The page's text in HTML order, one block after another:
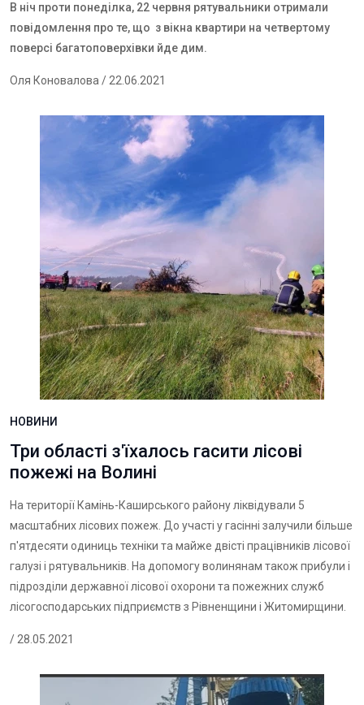
В ніч проти понеділка, 22 червня рятувальники отримали
повідомлення про те, що з вікна квартири на четвертому
поверсі багатоповерхівки йде дим.
Оля Коновалова / 22.06.2021
НОВИНИ
Три області з'їхалось гасити лісові
пожежі на Волині
На території Камінь-Каширського району ліквідували 5
масштабних лісових пожеж. До участі у гасінні залучили більше
п'ятдесяти одиниць техніки та майже двісті працівників лісової
галузі і рятувальників. На допомогу волинянам також прибули і
підрозділи державної лісової охорони та пожежних служб
лісогосподарських підприємств з Рівненщини і Житомирщини.
/ 28.05.2021